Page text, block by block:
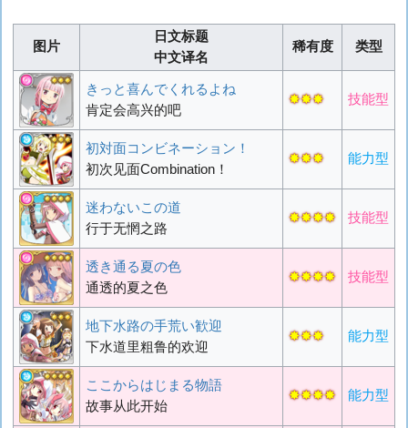
图片
日文标题
中文译名
稀有度 类型
きっと喜んでくれるよね
肯定会高兴的吧
✸✸✸ 技能型
初対面コンビネーション！
初次见面Combination！
✸✸✸ 能力型
迷わないこの道
行于无惘之路
✸✸✸✸ 技能型
透き通る夏の色
通透的夏之色
✸✸✸✸ 技能型
地下水路の手荒い歓迎
下水道里粗鲁的欢迎
✸✸✸ 能力型
ここからはじまる物語
故事从此开始
✸✸✸✸ 能力型